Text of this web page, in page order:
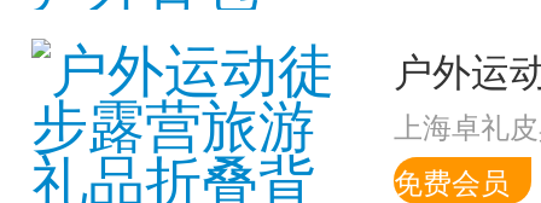
上海卓礼
免费会员